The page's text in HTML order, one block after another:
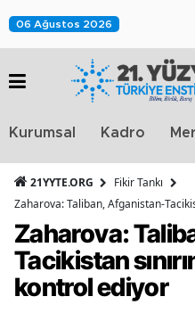
06 Ağustos 2026
Kurumsal Kadro
21YYTE.ORG
Fikir Tankı
Zaharova: Taliban, Afganistan-
Zaharova:
Tacikistan
kontrol ediyor